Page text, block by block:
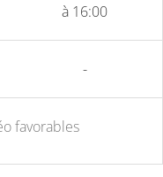
à 16:00
-
favorables